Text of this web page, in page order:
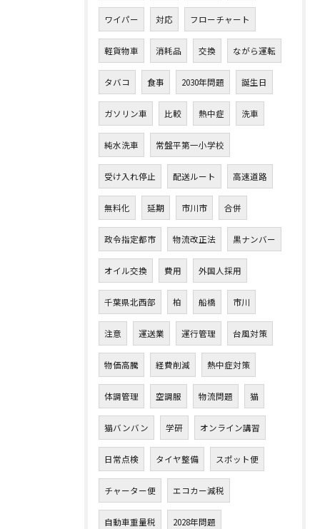
ワイパー 対応 フローチャート
軽貨物車 消耗品 交換 ながら運転
タバコ 食事 2030年問題 誕生日
ガソリン車 比較 熱中症 洗車
純水洗車 常盤平第一小学校
受け入れ停止 配送ルート 高速道路
無料化 延期 市川市 合併
政令指定都市 物流改正法 黒ナンバー
オイル交換 費用 外国人採用
千葉県北西部 柏 船橋 市川
注意 運送業 運行管理 台風対策
物価高騰 経費削減 熱中症対策
体調管理 空調服 物流問題 猫
猫バンバン 学研 オンライン講習
日常点検 タイヤ整備 スポット便
チャーター便 エコカー減税
自動車重量税 2028年問題